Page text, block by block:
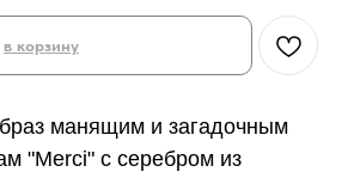
в корзину
манящим и загадочным
"Merci" с серебром из